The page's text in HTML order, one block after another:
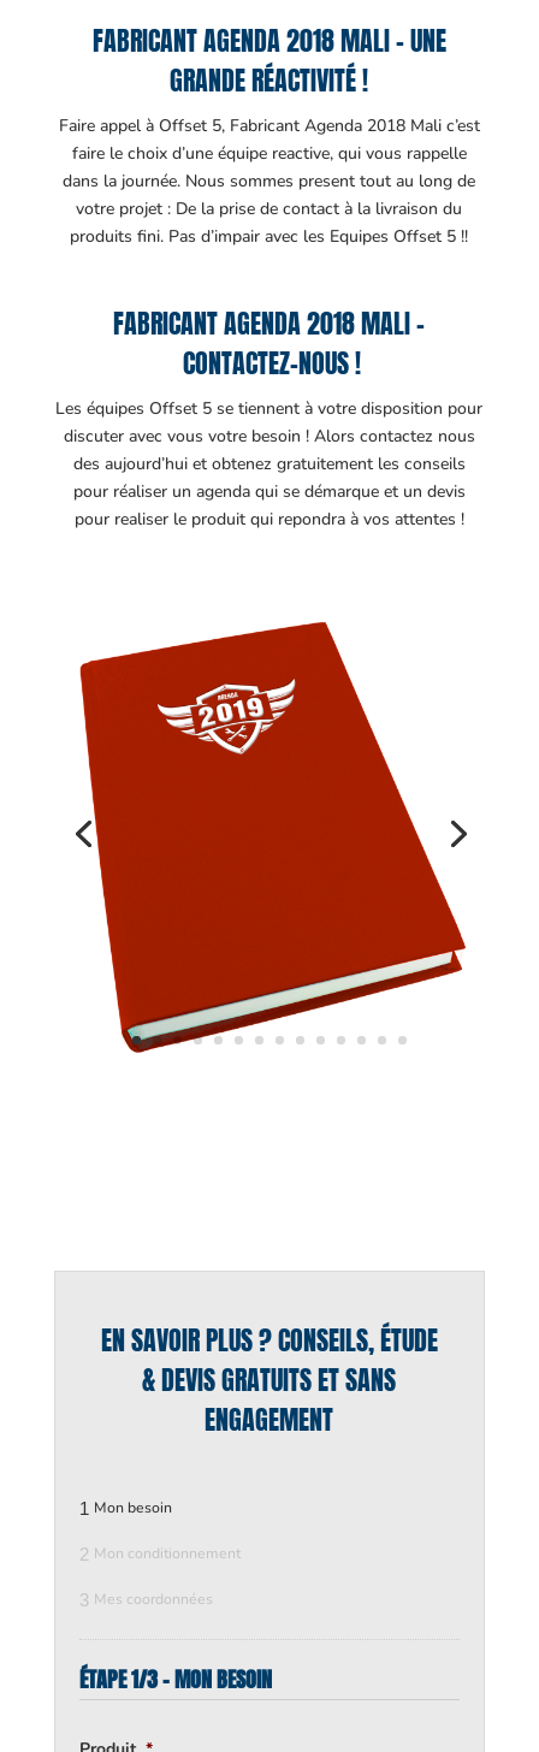
FABRICANT AGENDA 2018 MALI – UNE
GRANDE RÉACTIVITÉ !
Faire appel à Offset 5, Fabricant Agenda 2018 Mali c’est
faire le choix d’une équipe reactive, qui vous rappelle
dans la journée. Nous sommes present tout au long de
votre projet : De la prise de contact à la livraison du
produits fini. Pas d’impair avec les Equipes Offset 5 !!
FABRICANT AGENDA 2018 MALI –
CONTACTEZ-NOUS !
Les équipes Offset 5 se tiennent à votre disposition pour
discuter avec vous votre besoin ! Alors contactez nous
des aujourd’hui et obtenez gratuitement les conseils
pour réaliser un agenda qui se démarque et un devis
pour realiser le produit qui repondra à vos attentes !
EN SAVOIR PLUS ? CONSEILS, ÉTUDE
& DEVIS GRATUITS ET SANS
ENGAGEMENT
1 Mon besoin
2 Mon conditionnement
3 Mes coordonnées
ÉTAPE 1/3 - MON BESOIN